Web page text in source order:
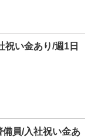
祝い金あり/週1日
備員/入社祝い金あ